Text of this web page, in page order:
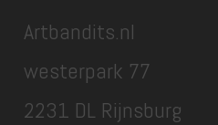
Artbandits.nl
westerpark 77
2231 DL Rijnsburg